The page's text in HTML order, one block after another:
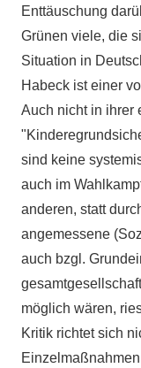
Enttäuschung
Grünen viele, die
Situation in
Habeck ist einer
Auch nicht in ihrer
sind keine
auch im
anderen, statt
angemessene
auch bzgl.
möglich wären,
Kritik richtet sich